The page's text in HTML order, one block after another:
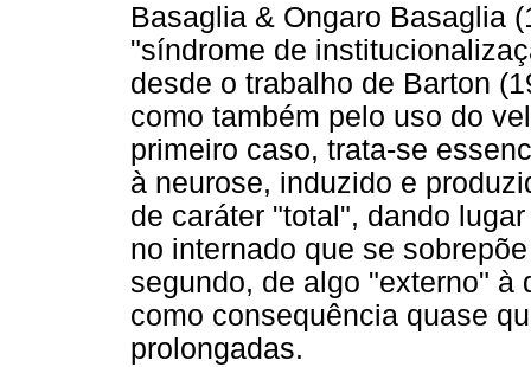
Basaglia & Ongaro Basaglia
"síndrome de
desde o trabalho de Barton
como também pelo uso do
primeiro caso, trata-se
à neurose, induzido e
de caráter "total", dando
no internado que se
segundo, de algo "externo" à
como consequência quase
prolongadas.